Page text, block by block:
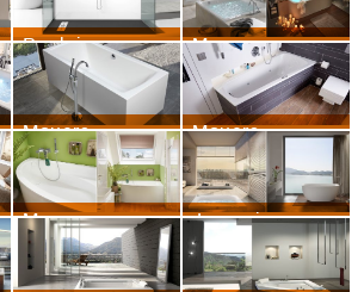
Poalgi – Duschtasse – Ambiente Mauersberger – Convexar
Mauersberger – Cero amos Mauersberger – Ascea
Mauersberger – Acryl Aspera Jacuzzi – The Essentials Chic 150 gloss white